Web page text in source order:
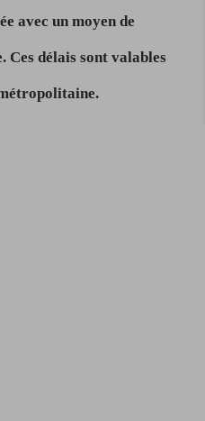
avec un moyen de
délais sont valables